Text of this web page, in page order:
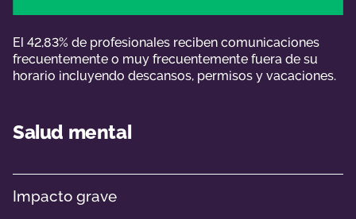
El 42,83% de profesionales reciben comunicaciones
frecuentemente o muy frecuentemente fuera de su
horario incluyendo descansos, permisos y vacaciones.
Salud mental
Impacto grave